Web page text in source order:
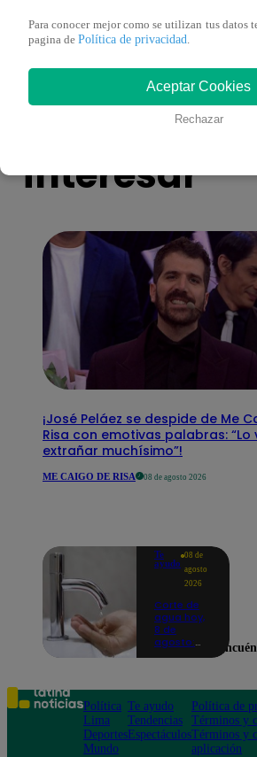
También te
interesar
¡José Peláez se despide de Me
Risa con emotivas palabras: “Lo
extrañar muchísimo”!
ME CAIGO DE RISA 08 de agosto 2026
Te
ayudo
08 de
agosto
2026
Corte de
agua hoy,
8 de
agosto:
sin el
servicio de
Sedapal
Para conocer mejor como se utilizan tus datos
pagina de Política de privacidad.
Aceptar Cookies
Rechazar
Política
Lima
Deportes
Mundo
Te ayudo
Tendencias
Espectáculos
Política de
Términos y
Términos y
aplicación